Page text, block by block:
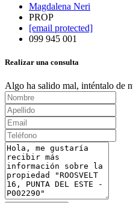
Magdalena Neri
PROP
[email protected]
099 945 001
Realizar una consulta
Algo ha salido mal, inténtalo de